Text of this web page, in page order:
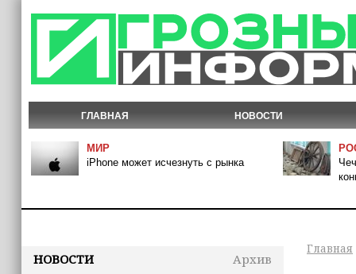
ГЛАВНАЯ НОВОСТИ
МИР
iPhone может исчезнуть с рынка
НОВОСТИ
Архив
Главная